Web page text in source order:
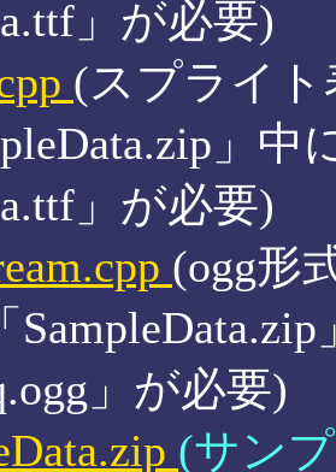
」が必要)
(スプライ
」
」が必要)
(ogg形
」が必要)
(サン